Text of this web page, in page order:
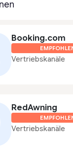
Booking.com
Vertriebskanäle
RedAwning
Vertriebskanäle